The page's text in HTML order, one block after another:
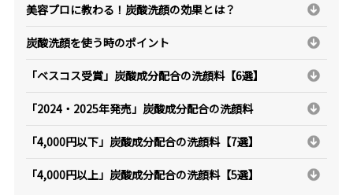
美容プロに教わる！炭酸洗顔の効果とは？
炭酸洗顔を使う時のポイント
「ベスコス受賞」炭酸成分配合の洗顔料【6選】
「2024・2025年発売」炭酸成分配合の洗顔料
「4,000円以下」炭酸成分配合の洗顔料【7選】
「4,000円以上」炭酸成分配合の洗顔料【5選】